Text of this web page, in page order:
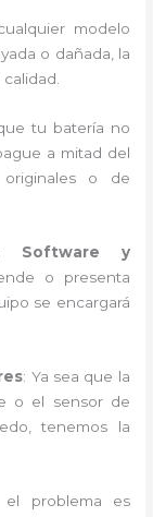
modelo
o dañada, la
tu batería no
a mitad del
originales o de
Software y
o presenta
se encargará
: Ya sea que la
o el sensor de
tenemos la
problema es